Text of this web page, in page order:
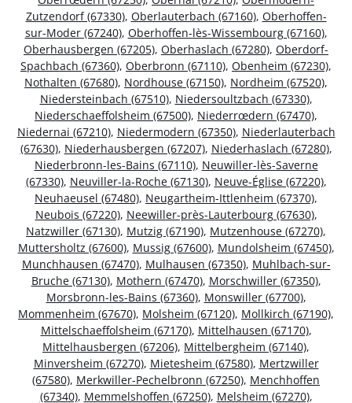
Zutzendorf (67330), Oberlauterbach (67160), Oberhoffen-
sur-Moder (67240), Oberhoffen-lès-Wissembourg (67160),
Oberhausbergen (67205), Oberhaslach (67280), Oberdorf-
Spachbach (67360), Oberbronn (67110), Obenheim (67230),
Nothalten (67680), Nordhouse (67150), Nordheim (67520),
Niedersteinbach (67510), Niedersoultzbach (67330),
Niederschaeffolsheim (67500), Niederrœdern (67470),
Niedernai (67210), Niedermodern (67350), Niederlauterbach
(67630), Niederhausbergen (67207), Niederhaslach (67280),
Niederbronn-les-Bains (67110), Neuwiller-lès-Saverne
(67330), Neuviller-la-Roche (67130), Neuve-Église (67220),
Neuhaeusel (67480), Neugartheim-Ittlenheim (67370),
Neubois (67220), Neewiller-près-Lauterbourg (67630),
Natzwiller (67130), Mutzig (67190), Mutzenhouse (67270),
Muttersholtz (67600), Mussig (67600), Mundolsheim (67450),
Munchhausen (67470), Mulhausen (67350), Muhlbach-sur-
Bruche (67130), Mothern (67470), Morschwiller (67350),
Morsbronn-les-Bains (67360), Monswiller (67700),
Mommenheim (67670), Molsheim (67120), Mollkirch (67190),
Mittelschaeffolsheim (67170), Mittelhausen (67170),
Mittelhausbergen (67206), Mittelbergheim (67140),
Minversheim (67270), Mietesheim (67580), Mertzwiller
(67580), Merkwiller-Pechelbronn (67250), Menchhoffen
(67340), Memmelshoffen (67250), Melsheim (67270),